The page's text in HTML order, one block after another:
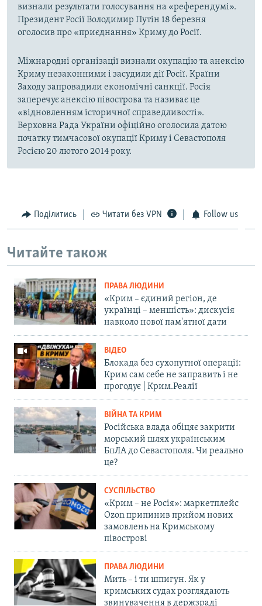
визнали результати голосування на «референдумі».
Президент Росії Володимир Путін 18 березня
оголосив про «приєднання» Криму до Росії.
Міжнародні організації визнали окупацію та анексію
Криму незаконними і засудили дії Росії. Країни
Заходу запровадили економічні санкції. Росія
заперечує анексію півострова та називає це
«відновленням історичної справедливості».
Верховна Рада України офіційно оголосила датою
початку тимчасової окупації Криму і Севастополя
Росією 20 лютого 2014 року.
Поділитись Читати без VPN Follow us
Читайте також
ПРАВА ЛЮДИНИ
«Крим – єдиний регіон, де
українці – меншість»: дискусія
навколо нової пам'ятної дати
ВІДЕО
Блокада без сухопутної операції:
Крим сам себе не заправить і не
прогодує | Крим.Реалії
ВІЙНА ТА КРИМ
Російська влада обіцяє закрити
морський шлях українським
БпЛА до Севастополя. Чи реально
це?
СУСПІЛЬСТВО
«Крим – не Росія»: маркетплейс
Ozon припинив прийом нових
замовлень на Кримському
півострові
ПРАВА ЛЮДИНИ
Мить – і ти шпигун. Як у
кримських судах розглядають
звинувачення в держзраді